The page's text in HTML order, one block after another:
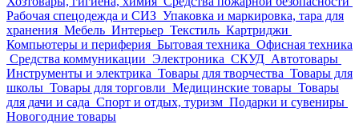
Рабочая спецодежда и СИЗ Упаковка и маркировка, тара для
хранения Мебель Интерьер Текстиль Картриджи
Компьютеры и периферия Бытовая техника Офисная техника
Средства коммуникации Электроника СКУД Автотовары
Инструменты и электрика Товары для творчества Товары для
школы Товары для торговли Медицинские товары Товары
для дачи и сада Спорт и отдых, туризм Подарки и сувениры
Новогодние товары